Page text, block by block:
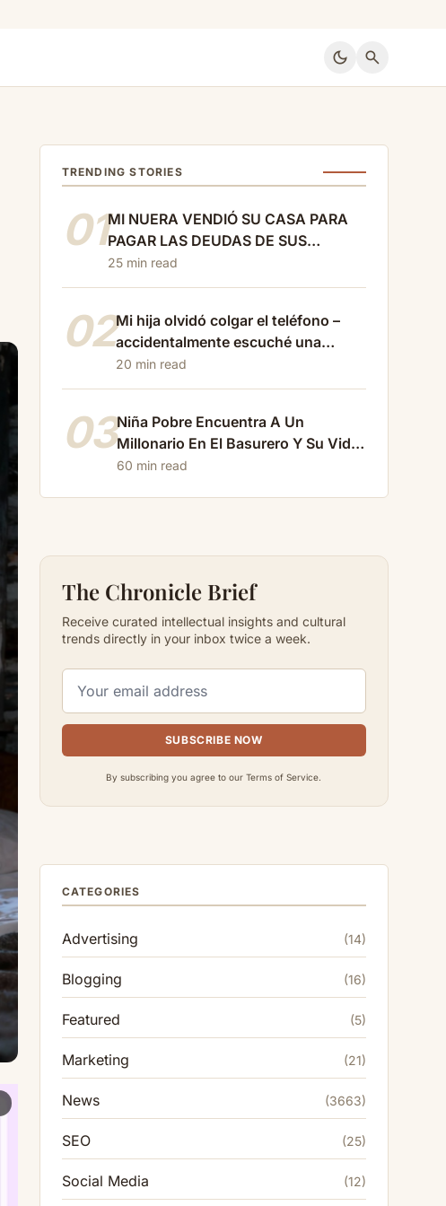
dark_mode search
TRENDING STORIES
01MI NUERA VENDIÓ SU CASA PARA
PAGAR LAS DEUDAS DE SUS
PADRES… Y ME AVISÓ QUE AL DÍA
SIGUIENTE TODOS SE MUDARÍAN A
TAMBIÉN HE VENDIDO LA MÍA”
25 min read
02Mi hija olvidó colgar el teléfono –
accidentalmente escuché una
conversación cruel con…
20 min read
03Niña Pobre Encuentra A Un
Millonario En El Basurero Y Su Vida
Cambia Para Siempre…
60 min read
The Chronicle Brief
Receive curated intellectual insights and cultural
trends directly in your inbox twice a week.
SUBSCRIBE NOW
By subscribing you agree to our Terms of Service.
CATEGORIES
Advertising (14)
Blogging (16)
Featured (5)
Marketing (21)
News (3663)
SEO (25)
Social Media (12)